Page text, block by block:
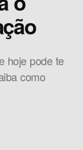
hoje pode te
como